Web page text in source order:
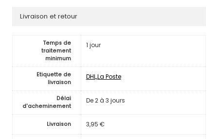
Livraison et retour
Temps de
traitement
minimum
1 jour
Etiquette de
livraison
DHL,La Poste
Délai
d'acheminement
De 2 à 3 jours
Livraison 3,95 €